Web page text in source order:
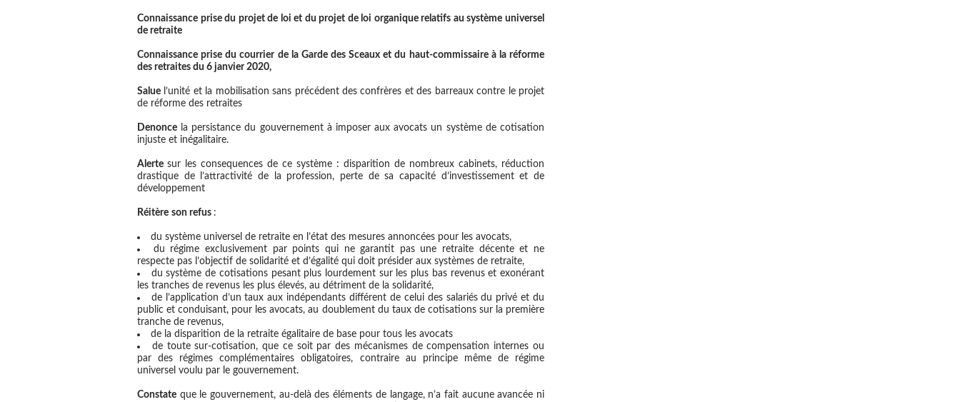
Connaissance prise du projet de loi et du projet de loi organique relatifs au système universel
de retraite
Connaissance prise du courrier de la Garde des Sceaux et du haut-commissaire à la réforme
des retraites du 6 janvier 2020,
Salue l’unité et la mobilisation sans précédent des confrères et des barreaux contre le projet
de réforme des retraites
Denonce la persistance du gouvernement à imposer aux avocats un système de cotisation
injuste et inégalitaire.
Alerte sur les consequences de ce système : disparition de nombreux cabinets, réduction
drastique de l’attractivité de la profession, perte de sa capacité d’investissement et de
développement
Réitère son refus :
du système universel de retraite en l’état des mesures annoncées pour les avocats,
du régime exclusivement par points qui ne garantit pas une retraite décente et ne
respecte pas l’objectif de solidarité et d’égalité qui doit présider aux systèmes de retraite,
du système de cotisations pesant plus lourdement sur les plus bas revenus et exonérant
les tranches de revenus les plus élevés, au détriment de la solidarité,
de l’application d’un taux aux indépendants différent de celui des salariés du privé et du
public et conduisant, pour les avocats, au doublement du taux de cotisations sur la première
tranche de revenus,
de la disparition de la retraite égalitaire de base pour tous les avocats
de toute sur-cotisation, que ce soit par des mécanismes de compensation internes ou
par des régimes complémentaires obligatoires, contraire au principe même de régime
universel voulu par le gouvernement.
Constate que le gouvernement, au-delà des éléments de langage, n’a fait aucune avancée ni